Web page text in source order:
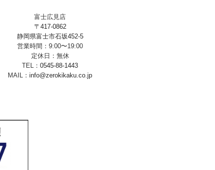
富士広見店
〒417-0862
静岡県富士市石坂452-5
営業時間：9:00〜19:00
定休日：無休
TEL：0545-88-1443
MAIL：info@zerokikaku.co.jp